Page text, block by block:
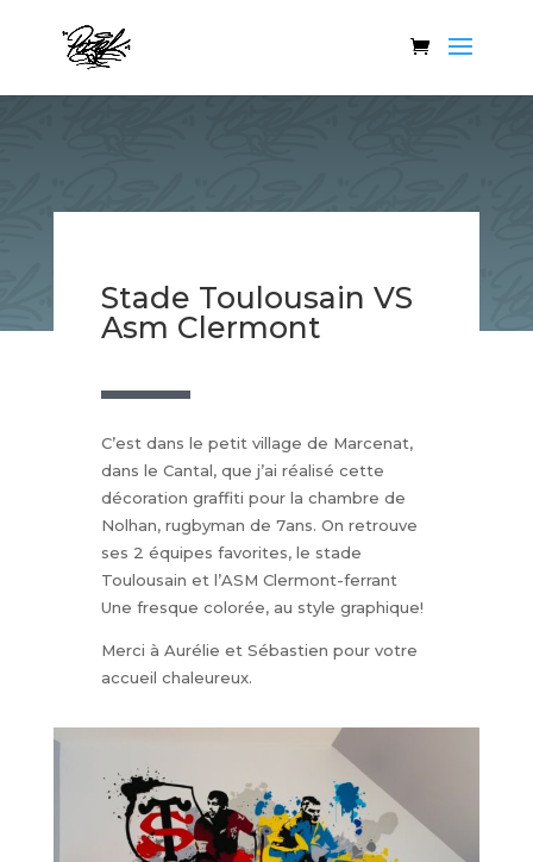
Stade Toulousain VS
Asm Clermont
C’est dans le petit village de Marcenat,
dans le Cantal, que j’ai réalisé cette
décoration graffiti pour la chambre de
Nolhan, rugbyman de 7ans. On retrouve
ses 2 équipes favorites, le stade
Toulousain et l’ASM Clermont-ferrant
Une fresque colorée, au style graphique!
Merci à Aurélie et Sébastien pour votre
accueil chaleureux.